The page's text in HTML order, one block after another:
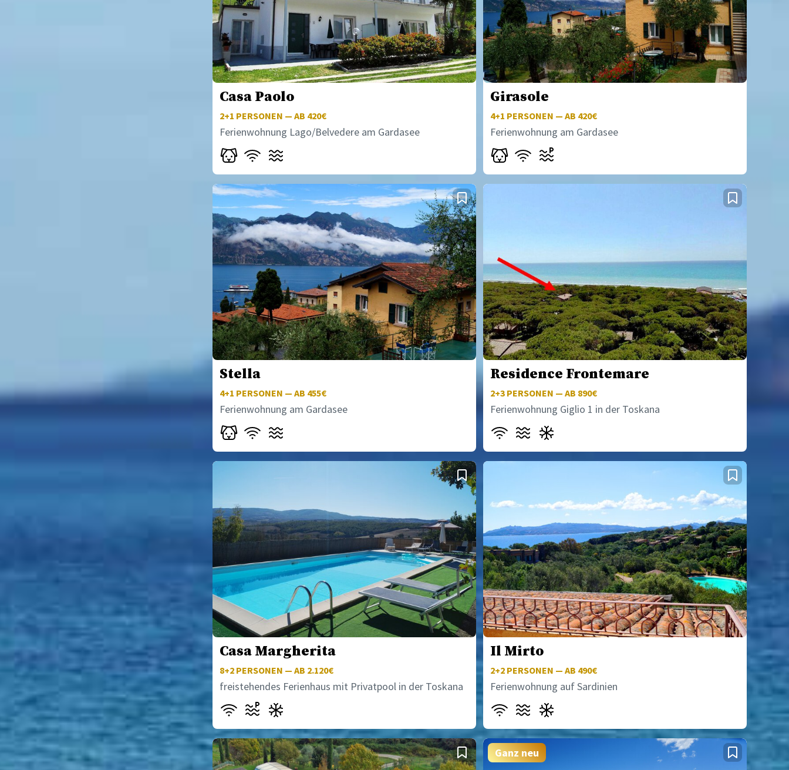
Casa Paolo
2+1 PERSONEN — AB 420€
Ferienwohnung Lago/Belvedere am Gardasee
Girasole
4+1 PERSONEN — AB 420€
Ferienwohnung am Gardasee
Stella
4+1 PERSONEN — AB 455€
Ferienwohnung am Gardasee
Residence Frontemare
2+3 PERSONEN — AB 890€
Ferienwohnung Giglio 1 in der Toskana
Casa Margherita
8+2 PERSONEN — AB 2.120€
freistehendes Ferienhaus mit Privatpool in der Toskana
Il Mirto
2+2 PERSONEN — AB 490€
Ferienwohnung auf Sardinien
Ganz neu